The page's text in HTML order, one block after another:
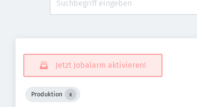
Jetzt Jobalarm aktivieren!
Produktion